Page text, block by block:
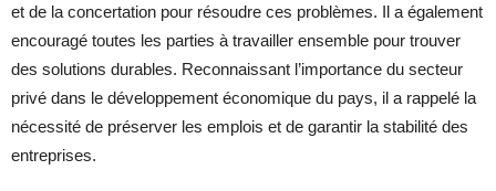
et de la concertation pour résoudre ces problèmes. Il a également
encouragé toutes les parties à travailler ensemble pour trouver
des solutions durables. Reconnaissant l’importance du secteur
privé dans le développement économique du pays, il a rappelé la
nécessité de préserver les emplois et de garantir la stabilité des
entreprises.